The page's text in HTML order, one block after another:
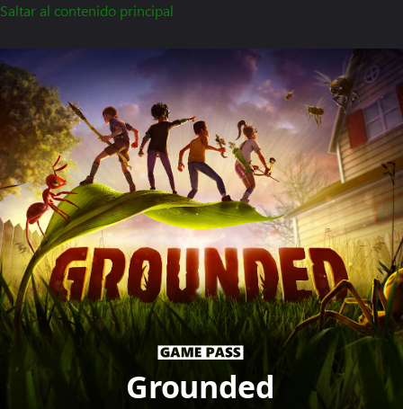
Saltar al contenido principal
Grounded